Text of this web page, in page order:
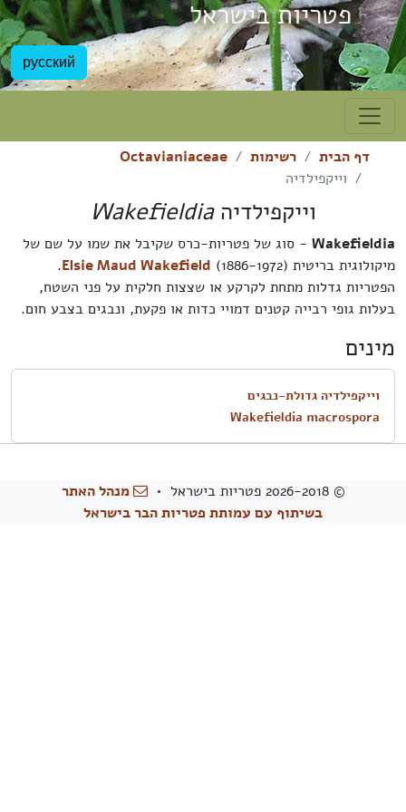
פטריות בישראל
русский
דף הבית רשימות
Octavianiaceae
וייקפילדיה
וייקפילדיהWakefieldia
Wakefieldia- סוג של פטריות-כרס שקיבל את שמו על שם של
מיקולוגית בריטית
Elsie Maud Wakefield(1886-1972).
הפטריות גדלות מתחת לקרקע או שצצות חלקית על פני השטח,
בעלות גופי רבייה קטנים דמויי כדות או פקעת, ונבגים בצבע חום.
מינים
וייקפילדיה גדולת-נבגים
Wakefieldia macrospora
© 2026-2018 פטריות בישראל •
מנהל האתר
בשיתוף עם עמותת פטריות הבר בישראל